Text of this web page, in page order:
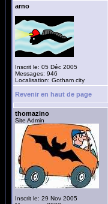
arno
Inscrit le: 05 Déc 2005
Messages: 946
Localisation: Gotham city
Revenir en haut de page
thomazino
Site Admin
Inscrit le: 29 Nov 2005